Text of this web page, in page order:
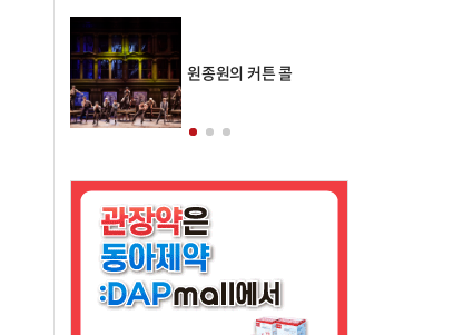
원종원의 커튼 콜